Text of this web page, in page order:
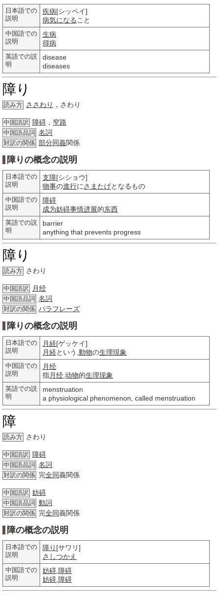
日本語での
説明
疾病[シッペイ]
病気になる こと
中国語での
説明
生病
得病
英語での説
明
disease
diseases
障り
読み方 ささわり ，さわり
中国語訳 障碍 ， 窄路
中国語品詞 名詞
対訳の関係 部分同義関係
障りの概念の説明
日本語での
説明
支障[シショウ]
物事の進行にさまたげとなるもの
中国語での
説明
障碍
成为妨碍事情进展的东西
英語での説
明
barrier
anything that prevents progress
障り
読み方 さわり
中国語訳 月经
中国語品詞 名詞
対訳の関係 パラフレーズ
障りの概念の説明
日本語での
説明
月経[ゲッケイ]
月経という, 動物の生理現象
中国語での
説明
月经
指月经 动物的生理现象
英語での説
明
menstruation
a physiological phenomenon, called menstruation
障
読み方 さわり
中国語訳 障碍
中国語品詞 名詞
対訳の関係 完全同義関係
中国語訳 妨碍
中国語品詞 動詞
対訳の関係 完全同義関係
障の概念の説明
日本語での
説明
障り [サワリ]
さしつかえ
中国語での
説明
妨碍 障碍
妨碍 障碍